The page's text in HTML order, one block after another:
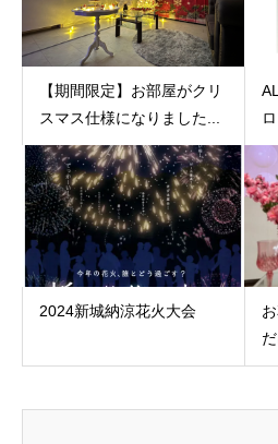
【期間限定】お部屋がクリ
スマス仕様になりました...
2024新城納涼花火大会